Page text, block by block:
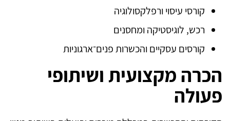
קורסי עיסוי ורפלקסולוגיה
רכש, לוגיסטיקה ומחסנים
קורסים עסקיים והכשרות פנים־ארגוניות
הכרה מקצועית ושיתופי
פעולה